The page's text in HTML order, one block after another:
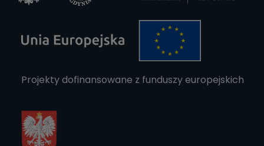
Projekty dofinansowane z funduszy europejskich